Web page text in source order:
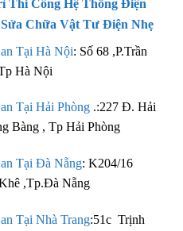
Thi Công Hệ Thống Điện
Chữa Vật Tư Điện Nhẹ
Tại Hà Nội: Số 68 ,P.Trần
Hà Nội
Tại Hải Phòng .:227 Đ. Hải
Bàng , Tp Hải Phòng
Tại Đà Nẵng: K204/16
,Tp.Đà Nẵng
Tại Nhà Trang:51c Trịnh